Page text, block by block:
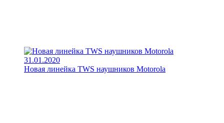
31.01.2020
Новая линейка TWS наушников Motorola